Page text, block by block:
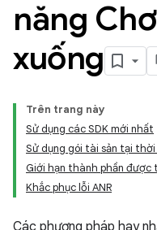
năng
xuống
Trên trang này
Sử dụng các SDK mới nhất
Sử dụng gói tài sản tại
Giới hạn thành phần được
Khắc phục lỗi ANR
Các phương pháp hay